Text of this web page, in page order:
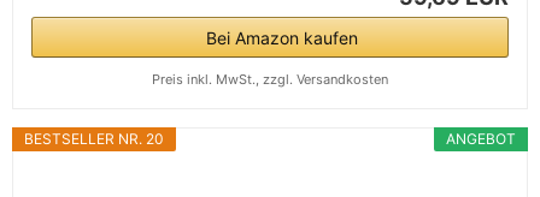
Bei Amazon kaufen
Preis inkl. MwSt., zzgl. Versandkosten
ANGEBOT
BESTSELLER NR. 20